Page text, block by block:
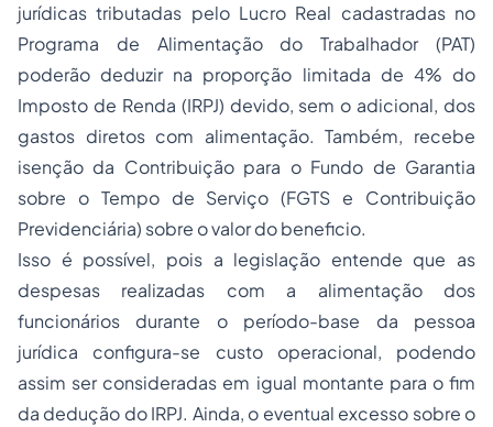
jurídicas tributadas pelo Lucro Real cadastradas no
Programa de Alimentação do Trabalhador (PAT)
poderão deduzir na proporção limitada de 4% do
Imposto de Renda (IRPJ) devido, sem o adicional, dos
gastos diretos com alimentação. Também, recebe
isenção da Contribuição para o Fundo de Garantia
sobre o Tempo de Serviço (FGTS e Contribuição
Previdenciária) sobre o valor do beneficio.
Isso é possível, pois a legislação entende que as
despesas realizadas com a alimentação dos
funcionários durante o período-base da pessoa
jurídica configura-se custo operacional, podendo
assim ser consideradas em igual montante para o fim
da dedução do IRPJ. Ainda, o eventual excesso sobre o